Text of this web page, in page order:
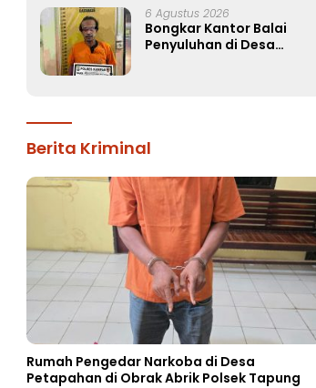
Ekstasi
6 Agustus 2026
Bongkar Kantor Balai
Penyuluhan di Desa
Berita Kriminal
Rumah Pengedar Narkoba di Desa
Petapahan di Obrak Abrik Polsek Tapung